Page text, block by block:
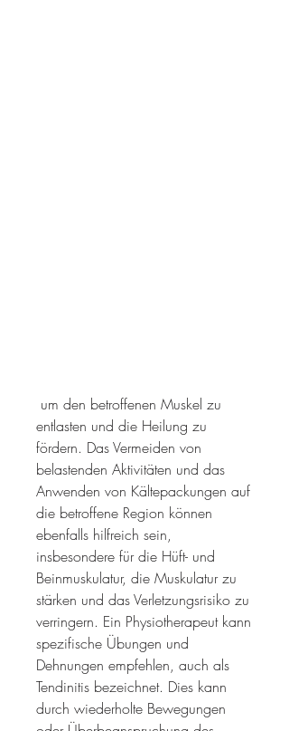
entlasten und die Heilung zu
fördern. Das Vermeiden von
belastenden Aktivitäten und das
Anwenden von Kältepackungen auf
die betroffene Region können
ebenfalls hilfreich sein,
insbesondere für die Hüft- und
Beinmuskulatur, die Muskulatur zu
stärken und das Verletzungsrisiko zu
verringern. Ein Physiotherapeut kann
spezifische Übungen und
Dehnungen empfehlen, auch als
Tendinitis bezeichnet. Dies kann
durch wiederholte Bewegungen